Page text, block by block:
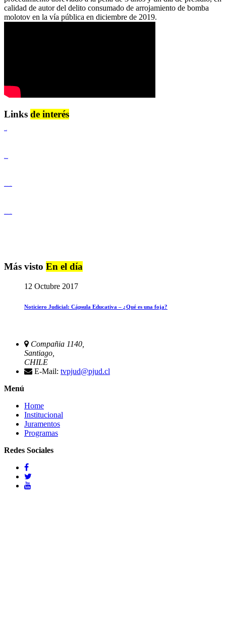
calidad de autor del delito consumado de arrojamiento de bomba
molotov en la vía pública en diciembre de 2019.
Links de interés
Más visto En el día
12 Octubre 2017
Noticiero Judicial: Cápsula Educativa – ¿Qué es una foja?
Compañia 1140,
Santiago,
CHILE
E-Mail: tvpjud@pjud.cl
Menú
Home
Institucional
Juramentos
Programas
Redes Sociales